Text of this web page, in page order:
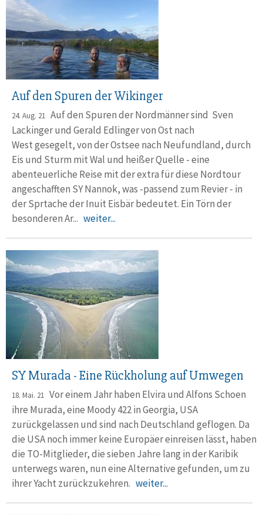
Auf den Spuren der Wikinger
24. Aug. 21 Auf den Spuren der Nordmänner sind Sven
Lackinger und Gerald Edlinger von Ost nach
West gesegelt, von der Ostsee nach Neufundland, durch
Eis und Sturm mit Wal und heißer Quelle - eine
abenteuerliche Reise mit der extra für diese Nordtour
angeschafften SY Nannok, was -passend zum Revier - in
der Sprtache der Inuit Eisbär bedeutet. Ein Törn der
besonderen Ar... weiter...
SY Murada - Eine Rückholung auf Umwegen
18. Mai. 21 Vor einem Jahr haben Elvira und Alfons Schoen
ihre Murada, eine Moody 422 in Georgia, USA
zurückgelassen und sind nach Deutschland geflogen. Da
die USA noch immer keine Europäer einreisen lässt, haben
die TO-Mitglieder, die sieben Jahre lang in der Karibik
unterwegs waren, nun eine Alternative gefunden, um zu
ihrer Yacht zurückzukehren. weiter...